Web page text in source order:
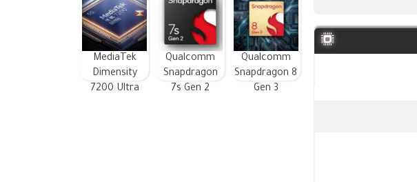
Qualcomm
Snapdragon 8
Gen 3
Qualcomm
Snapdragon
7s Gen 2
MediaTek
Dimensity
7200 Ultra